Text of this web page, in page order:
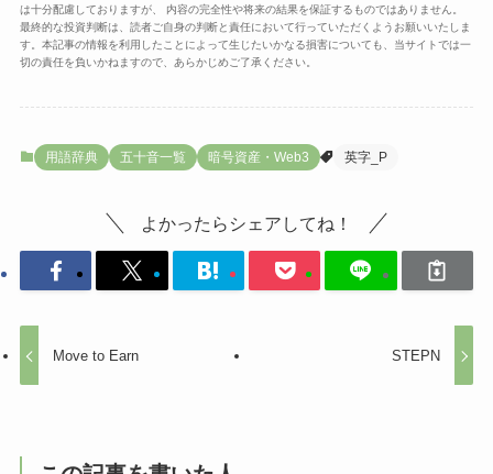
は十分配慮しておりますが、 内容の完全性や将来の結果を保証するものではありません。
最終的な投資判断は、読者ご自身の判断と責任において行っていただくようお願いいたしま
す。本記事の情報を利用したことによって生じたいかなる損害についても、当サイトでは一
切の責任を負いかねますので、あらかじめご了承ください。
用語辞典 五十音一覧 暗号資産・Web3 英字_P
よかったらシェアしてね！
Move to Earn STEPN